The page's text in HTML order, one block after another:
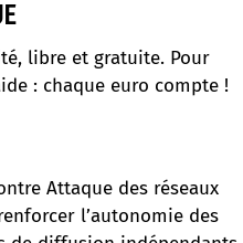
libre et gratuite. Pour
: chaque euro compte !
Attaque des réseaux
l’autonomie des